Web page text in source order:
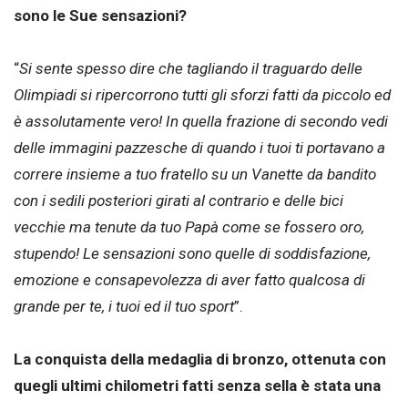
sono le Sue sensazioni?
“Si sente spesso dire che tagliando il traguardo delle
Olimpiadi si ripercorrono tutti gli sforzi fatti da piccolo ed
è assolutamente vero! In quella frazione di secondo vedi
delle immagini pazzesche di quando i tuoi ti portavano a
correre insieme a tuo fratello su un Vanette da bandito
con i sedili posteriori girati al contrario e delle bici
vecchie ma tenute da tuo Papà come se fossero oro,
stupendo! Le sensazioni sono quelle di soddisfazione,
emozione e consapevolezza di aver fatto qualcosa di
grande per te, i tuoi ed il tuo sport”.
La conquista della medaglia di bronzo, ottenuta con
quegli ultimi chilometri fatti senza sella è stata una